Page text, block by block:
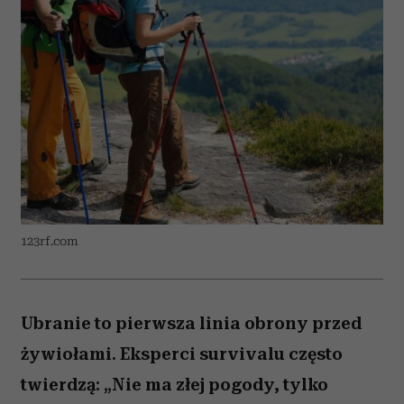
123rf.com
Ubranie to pierwsza linia obrony przed
żywiołami. Eksperci survivalu często
twierdzą: „Nie ma złej pogody, tylko